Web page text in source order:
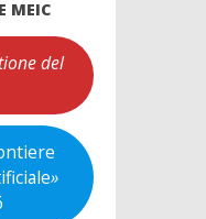
MEIC
del
»